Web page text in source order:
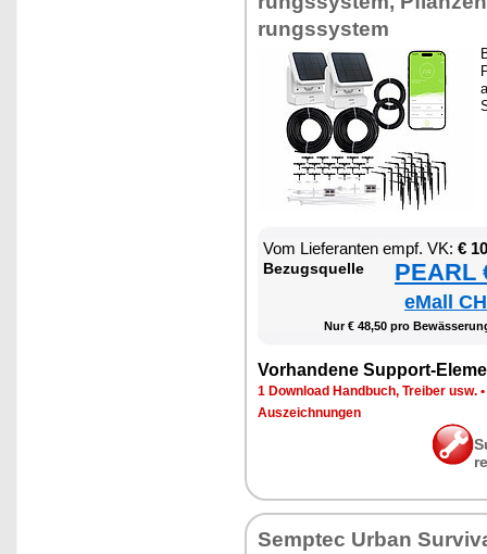
rungs­sys­tem
Vom Lie­fe­ran­ten empf. VK: €
Be­zugs­quel­le PEARL
eMall
Nur € 48,50 pro
Vor­han­de­ne Sup­port-
1 Down­load Hand­buch, Trei­ber usw. •
Aus­zeich­nun­gen
Sempt­ec Ur­ban